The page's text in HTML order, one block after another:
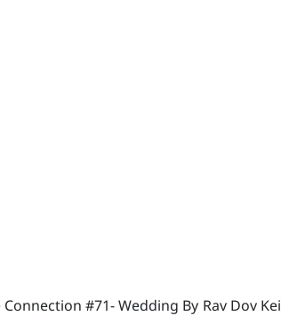
Connection #71- Wedding By Rav Dov